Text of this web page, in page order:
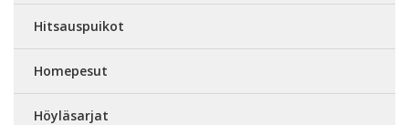
Hitsauspuikot
Homepesut
Höyläsarjat